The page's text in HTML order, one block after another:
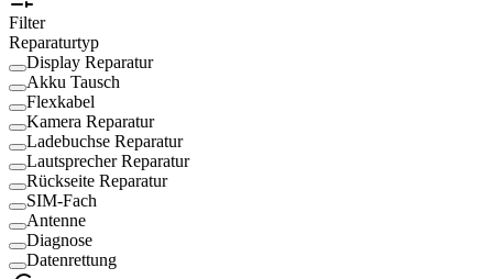
Filter
Reparaturtyp
Display Reparatur
Akku Tausch
Flexkabel
Kamera Reparatur
Ladebuchse Reparatur
Lautsprecher Reparatur
Rückseite Reparatur
SIM-Fach
Antenne
Diagnose
Datenrettung